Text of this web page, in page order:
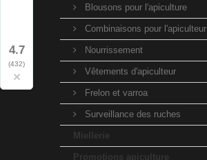
4.7
(432)
×
Blousons pour l'apiculture
Combinaisons pour l'apiculteur
Nourrissement
Vêtements d'apiculteur
Frelon et varroa
Surveillance des ruches
Miellerie
Promotions apiculture